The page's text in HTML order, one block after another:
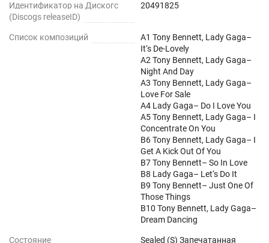
Идентификатор на Дискогс
(Discogs releaseID)
20491825
Список композиций
A1 Tony Bennett, Lady Gaga–
It‘s De-Lovely
A2 Tony Bennett, Lady Gaga–
Night And Day
A3 Tony Bennett, Lady Gaga–
Love For Sale
A4 Lady Gaga– Do I Love You
A5 Tony Bennett, Lady Gaga– I
Concentrate On You
B6 Tony Bennett, Lady Gaga– I
Get A Kick Out Of You
B7 Tony Bennett– So In Love
B8 Lady Gaga– Let‘s Do It
B9 Tony Bennett– Just One Of
Those Things
B10 Tony Bennett, Lady Gaga–
Dream Dancing
Состояние Sealed (S) Запечатанная